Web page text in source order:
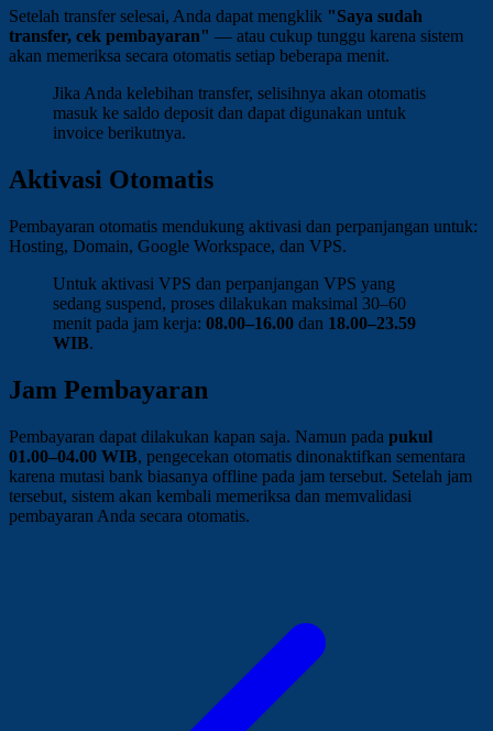
Setelah transfer selesai, Anda dapat mengklik "Saya sudah
transfer, cek pembayaran" — atau cukup tunggu karena sistem
akan memeriksa secara otomatis setiap beberapa menit.
Jika Anda kelebihan transfer, selisihnya akan otomatis
masuk ke saldo deposit dan dapat digunakan untuk
invoice berikutnya.
Aktivasi Otomatis
Pembayaran otomatis mendukung aktivasi dan perpanjangan untuk:
Hosting, Domain, Google Workspace, dan VPS.
Untuk aktivasi VPS dan perpanjangan VPS yang
sedang suspend, proses dilakukan maksimal 30–60
menit pada jam kerja: 08.00–16.00 dan 18.00–23.59
WIB.
Jam Pembayaran
Pembayaran dapat dilakukan kapan saja. Namun pada pukul
01.00–04.00 WIB, pengecekan otomatis dinonaktifkan sementara
karena mutasi bank biasanya offline pada jam tersebut. Setelah jam
tersebut, sistem akan kembali memeriksa dan memvalidasi
pembayaran Anda secara otomatis.